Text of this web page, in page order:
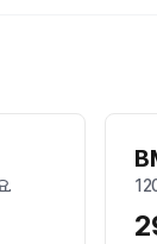
.